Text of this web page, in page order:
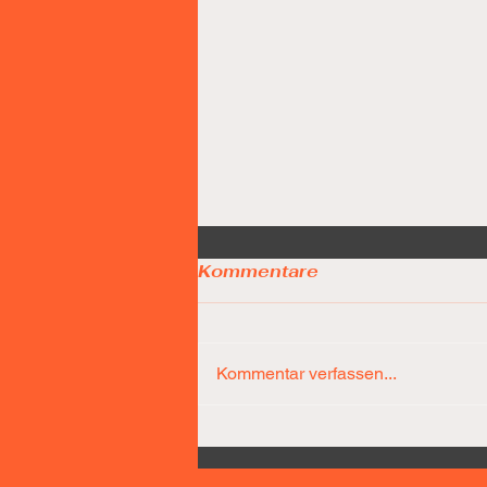
Díaz-Team führt nach 25
Minuten bereits mit 31
Kommentare
Kommentar verfassen...